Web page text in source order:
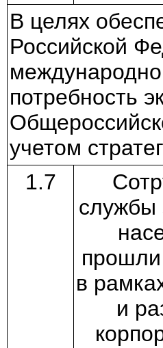
В целях
Российской
потребность
учетом
1.7
службы
в
и